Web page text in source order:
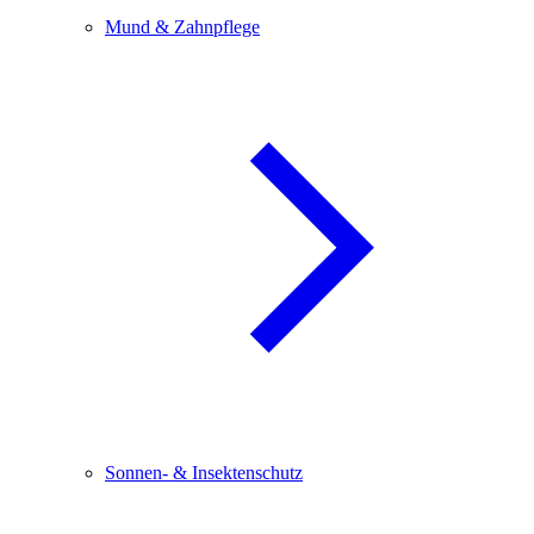
Mund & Zahnpflege
Sonnen- & Insektenschutz